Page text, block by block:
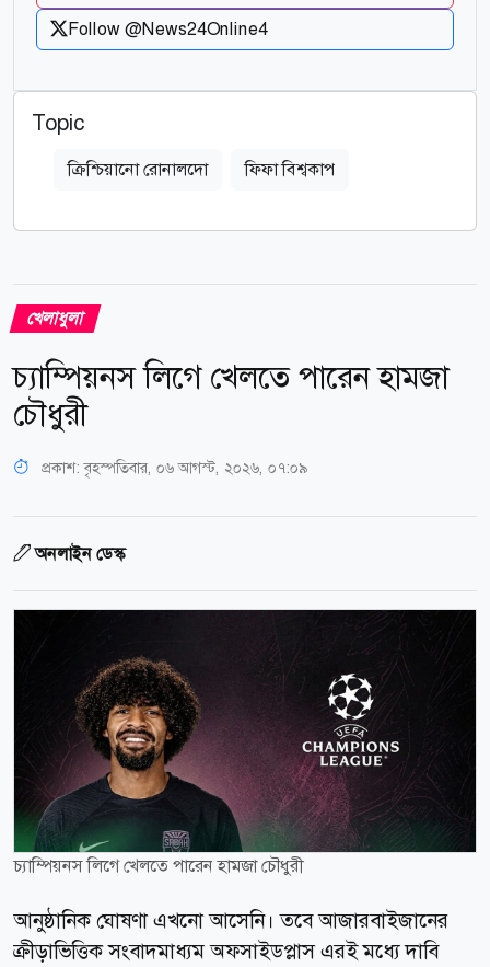
Follow @News24Online4
Topic
ক্রিশ্চিয়ানো রোনালদো ফিফা বিশ্বকাপ
খেলাধুলা
চ্যাম্পিয়নস লিগে খেলতে পারেন হামজা
চৌধুরী
প্রকাশ:বৃহস্পতিবার, ০৬ আগস্ট, ২০২৬, ০৭:০৯
অনলাইন ডেস্ক
চ্যাম্পিয়নস লিগে খেলতে পারেন হামজা চৌধুরী
আনুষ্ঠানিক ঘোষণা এখনো আসেনি। তবে আজারবাইজানের
ক্রীড়াভিত্তিক সংবাদমাধ্যম অফসাইডপ্লাস এরই মধ্যে দাবি